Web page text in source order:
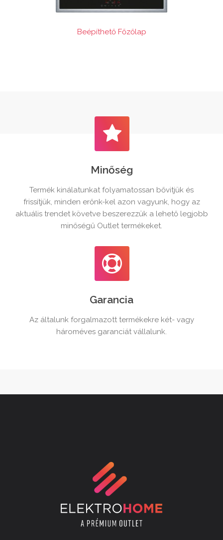
Beépíthető Főzőlap
Minőség
Termék kinálatunkat folyamatossan bővitjük és
frissítjük, minden erőnk-kel azon vagyunk, hogy az
aktuális trendet követve beszerezzük a lehető legjobb
minőségű Outlet termékeket.
Garancia
Az általunk forgalmazott termékekre két- vagy
hároméves garanciát vállalunk.